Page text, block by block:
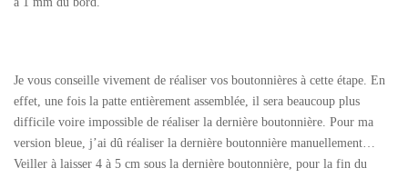
Je vous conseille vivement de réaliser vos boutonnières à cette étape. En
effet, une fois la patte entièrement assemblée, il sera beaucoup plus
difficile voire impossible de réaliser la dernière boutonnière. Pour ma
version bleue, j’ai dû réaliser la dernière boutonnière manuellement…
Veiller à laisser 4 à 5 cm sous la dernière boutonnière, pour la fin du